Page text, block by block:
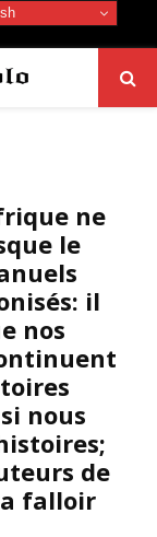
ne
le
il
nos
nous
de
falloir